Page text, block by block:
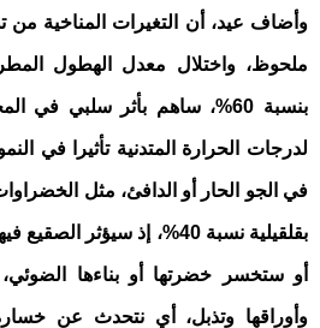
وأضاف عيد، أن التغيرات المناخية
ملحوظ، واختلال معدل الهطول
بنسبة 60%، ساهم بأثر سلبي
لدرجات الحرارة المتدنية تأثيرا في
في الجو الحار أو الدافئ، مثل
بقلقيلية نسبة 40%، إذ
أو ستخسر خضرتها أو بناءها الضوئي،
وأوراقها وتذبل، أي نتحدث عن